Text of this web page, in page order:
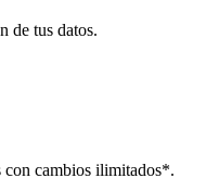
de tus datos.
con cambios ilimitados*.